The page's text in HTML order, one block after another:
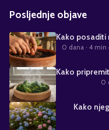
Posljednje objave
Kako posaditi
0 dana · 4 min
Kako
0
Kako